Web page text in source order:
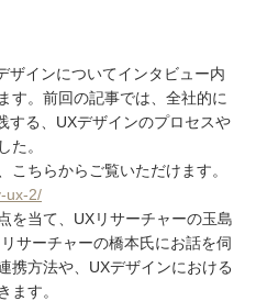
ザインについてインタビュー内
す。前回の記事では、全社的に
する、UXデザインのプロセスや
た。
こちらからご覧いただけます。
ux-2/
を当て、UXリサーチャーの玉島
サーチャーの橋本氏にお話を伺
携方法や、UXデザインにおける
ます。